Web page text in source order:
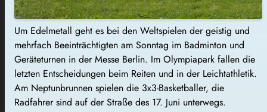
Um Edelmetall geht es bei den Weltspielen der geistig und
mehrfach Beeinträchtigten am Sonntag im Badminton und
Geräteturnen in der Messe Berlin. Im Olympiapark fallen die
letzten Entscheidungen beim Reiten und in der Leichtathletik.
Am Neptunbrunnen spielen die 3x3-Basketballer, die
Radfahrer sind auf der Straße des 17. Juni unterwegs.